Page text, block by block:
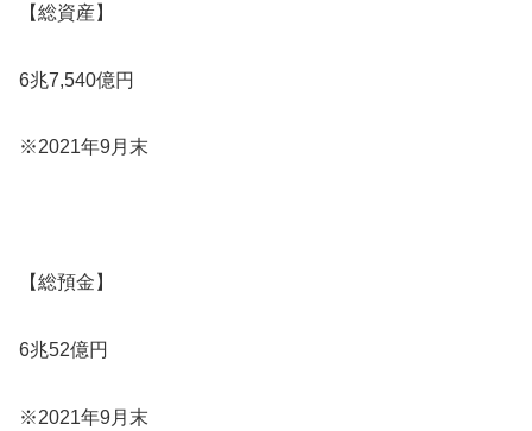
【総資産】
6兆7,540億円
※2021年9月末
【総預金】
6兆52億円
※2021年9月末